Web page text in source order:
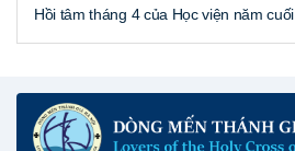
Hồi tâm tháng 4 của Học viện năm cuối